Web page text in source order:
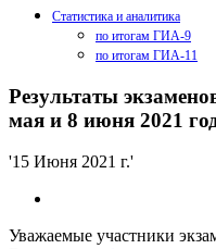
Статистика и аналитика
по итогам ГИА-9
по итогам ГИА-11
Результаты
мая и 8 июня 2021
'15 Июня 2021 г.'
Уважаемые участники